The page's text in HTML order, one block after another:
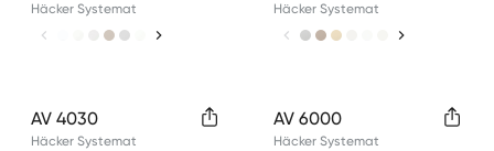
Häcker Systemat Häcker Systemat
AV 4030
Häcker Systemat
Available colors AV 6000
Häcker Systemat
Available colors